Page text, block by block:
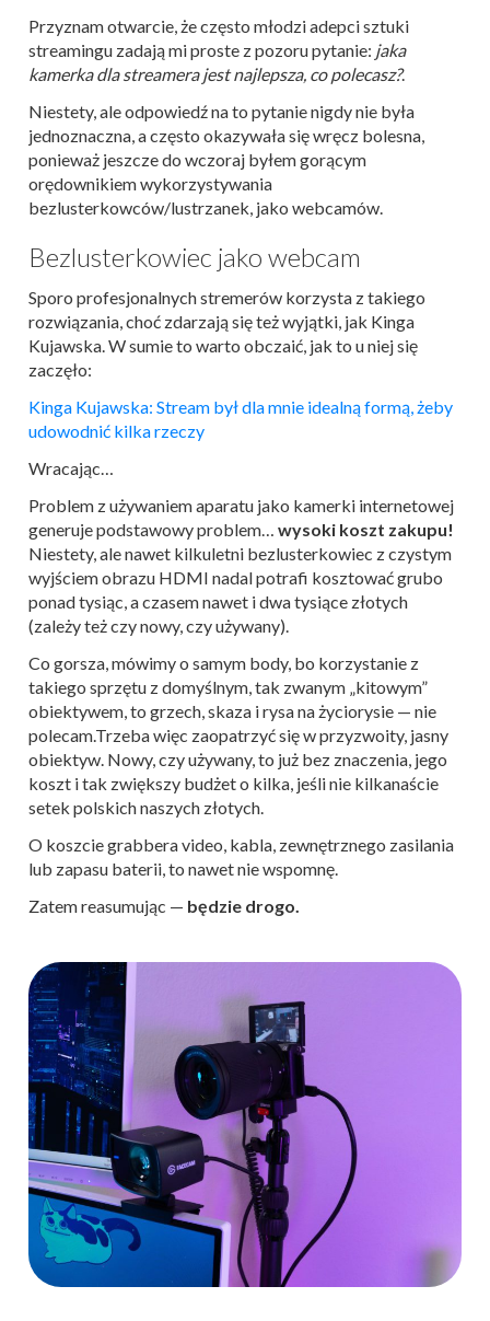
Przyznam otwarcie, że często młodzi adepci sztuki
streamingu zadają mi proste z pozoru pytanie: jaka
kamerka dla streamera jest najlepsza, co polecasz?.
Niestety, ale odpowiedź na to pytanie nigdy nie była
jednoznaczna, a często okazywała się wręcz bolesna,
ponieważ jeszcze do wczoraj byłem gorącym
orędownikiem wykorzystywania
bezlusterkowców/lustrzanek, jako webcamów.
Bezlusterkowiec jako webcam
Sporo profesjonalnych stremerów korzysta z takiego
rozwiązania, choć zdarzają się też wyjątki, jak Kinga
Kujawska. W sumie to warto obczaić, jak to u niej się
zaczęło:
Kinga Kujawska: Stream był dla mnie idealną formą, żeby
udowodnić kilka rzeczy
Wracając…
Problem z używaniem aparatu jako kamerki internetowej
generuje podstawowy problem… wysoki koszt zakupu!
Niestety, ale nawet kilkuletni bezlusterkowiec z czystym
wyjściem obrazu HDMI nadal potrafi kosztować grubo
ponad tysiąc, a czasem nawet i dwa tysiące złotych
(zależy też czy nowy, czy używany).
Co gorsza, mówimy o samym body, bo korzystanie z
takiego sprzętu z domyślnym, tak zwanym „kitowym”
obiektywem, to grzech, skaza i rysa na życiorysie — nie
polecam.Trzeba więc zaopatrzyć się w przyzwoity, jasny
obiektyw. Nowy, czy używany, to już bez znaczenia, jego
koszt i tak zwiększy budżet o kilka, jeśli nie kilkanaście
setek polskich naszych złotych.
O koszcie grabbera video, kabla, zewnętrznego zasilania
lub zapasu baterii, to nawet nie wspomnę.
Zatem reasumując — będzie drogo.